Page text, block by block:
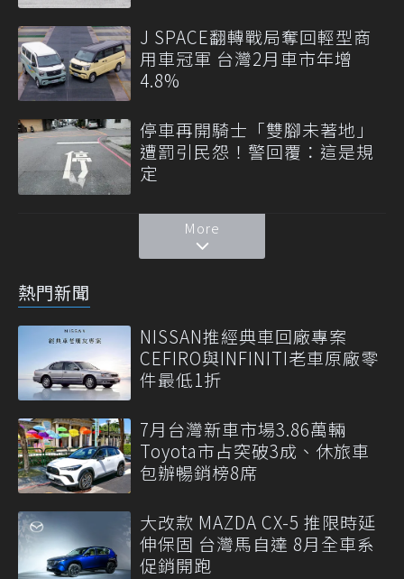
J SPACE翻轉戰局奪回輕型商
用車冠軍 台灣2月車市年增
4.8%
停車再開騎士「雙腳未著地」
遭罰引民怨！警回覆：這是規
定
More
熱門新聞
NISSAN推經典車回廠專案
CEFIRO與INFINITI老車原廠零
件最低1折
7月台灣新車市場3.86萬輛
Toyota市占突破3成、休旅車
包辦暢銷榜8席
大改款 MAZDA CX-5 推限時延
伸保固 台灣馬自達 8月全車系
促銷開跑